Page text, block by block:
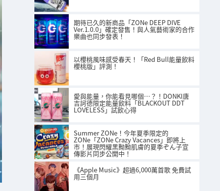
期待已久的新商品「ZONe DEEP DIVE
Ver.1.0.0」確定發售！與人氣藝術家的合作
樂曲也同步發表！
以櫻桃風味感受春天！「Red Bull能量飲料
櫻桃版」評測！
愛與能量，你能看見哪個…？！DONKI唐
吉訶德限定能量飲料「BLACKOUT DDT
LOVELESS」試飲心得
Summer ZONe！今年夏季限定的
ZONe「ZONe Crazy Vacances」即將上
市！展現閃耀黑黝黝肌膚的夏季ぞん子宣
傳影片同步公開中！
《Apple Music》超過6,000萬首歌 免費試
用三個月